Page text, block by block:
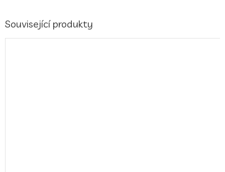
Související produkty